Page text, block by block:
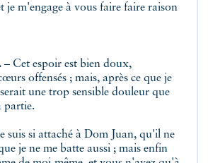
je m'engage à vous faire faire raison
– Cet espoir est bien doux,
offensés ; mais, après ce que je
une trop sensible douleur que
partie.
suis si attaché à Dom Juan, qu'il ne
je ne me batte aussi ; mais enfin